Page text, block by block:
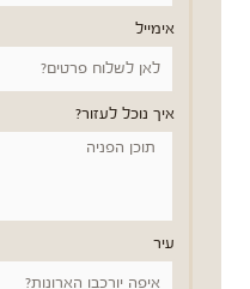
אימייל
איך נוכל לעזור?
עיר